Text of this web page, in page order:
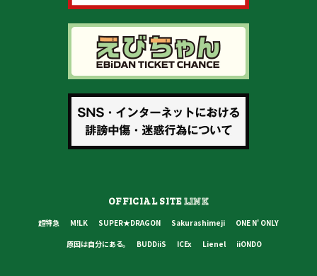
OFFICIAL SITELINK
超特急 M!LK SUPER★DRAGON Sakurashimeji
ONE N' ONLY
原因は自分にある。
BUDDiiS ICEx Lienel iiONDO